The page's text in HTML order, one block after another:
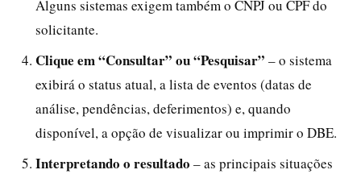
Alguns sistemas exigem também o CNPJ ou CPF do
solicitante.
Clique em “Consultar” ou “Pesquisar” – o sistema
exibirá o status atual, a lista de eventos (datas de
análise, pendências, deferimentos) e, quando
disponível, a opção de visualizar ou imprimir o DBE.
Interpretando o resultado – as principais situações